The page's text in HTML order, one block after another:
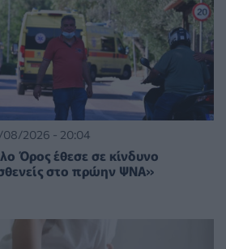
08/2026 - 20:04
Όρος έθεσε σε κίνδυνο
στο πρώην ΨΝΑ»